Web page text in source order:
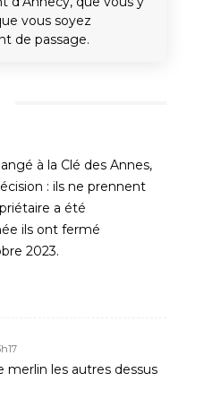
vous soyez
de passage.
à la Clé des Annes,
: ils ne prennent
a été
ils ont fermé
2023.
merlin les autres dessus